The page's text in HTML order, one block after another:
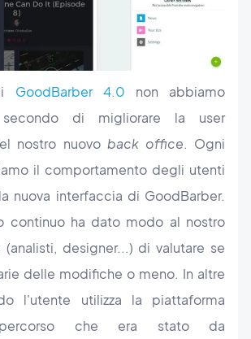
GoodBarber 4.0 non abbiamo
di migliorare la user
nostro nuovo back office. Ogni
il comportamento degli utenti
nuova interfaccia di GoodBarber.
continuo ha dato modo al nostro
designer...) di valutare se
delle modifiche o meno. In altre
l'utente utilizza la piattaforma
che era stato da